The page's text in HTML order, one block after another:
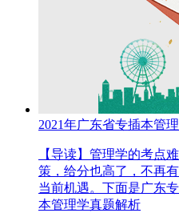
2021年广东省专插本管
【导读】管理学的考点
策，给分也高了，不再
当前机遇。下面是广东
本管理学真题解析